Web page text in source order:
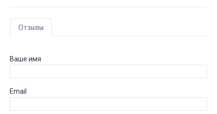
Отзывы
Ваше имя
Email